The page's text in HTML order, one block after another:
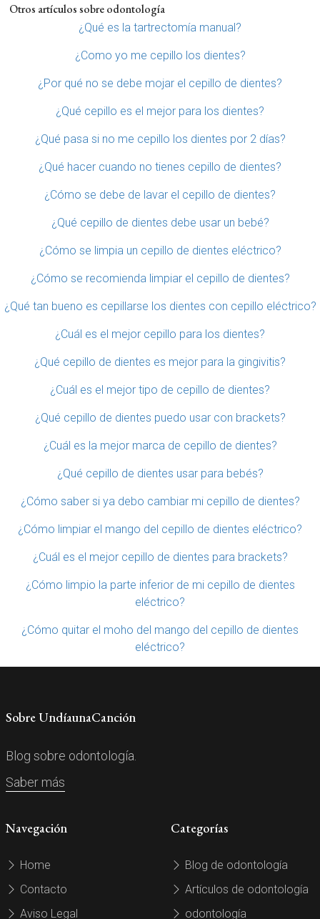
Otros artículos sobre odontología
¿Qué es la tartrectomía manual?
¿Como yo me cepillo los dientes?
¿Por qué no se debe mojar el cepillo de dientes?
¿Qué cepillo es el mejor para los dientes?
¿Qué pasa si no me cepillo los dientes por 2 días?
¿Qué hacer cuando no tienes cepillo de dientes?
¿Cómo se debe de lavar el cepillo de dientes?
¿Qué cepillo de dientes debe usar un bebé?
¿Cómo se limpia un cepillo de dientes eléctrico?
¿Cómo se recomienda limpiar el cepillo de dientes?
¿Qué tan bueno es cepillarse los dientes con cepillo eléctrico?
¿Cuál es el mejor cepillo para los dientes?
¿Qué cepillo de dientes es mejor para la gingivitis?
¿Cuál es el mejor tipo de cepillo de dientes?
¿Qué cepillo de dientes puedo usar con brackets?
¿Cuál es la mejor marca de cepillo de dientes?
¿Qué cepillo de dientes usar para bebés?
¿Cómo saber si ya debo cambiar mi cepillo de dientes?
¿Cómo limpiar el mango del cepillo de dientes eléctrico?
¿Cuál es el mejor cepillo de dientes para brackets?
¿Cómo limpio la parte inferior de mi cepillo de dientes
eléctrico?
¿Cómo quitar el moho del mango del cepillo de dientes
eléctrico?
Sobre UndíaunaCanción
Blog sobre odontología.
Saber más
Navegación
Home
Contacto
Aviso Legal
Categorías
Blog de odontología
Artículos de odontología
odontología